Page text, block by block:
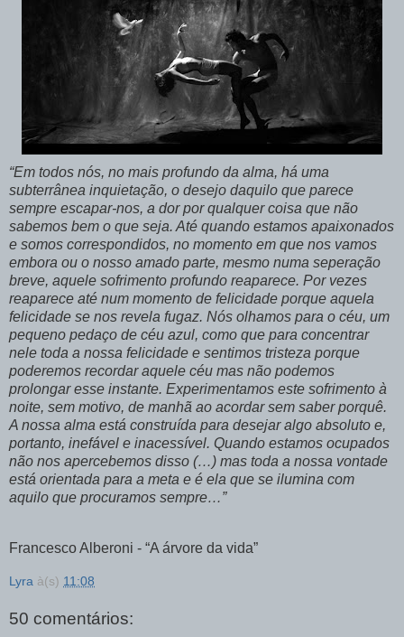
“Em todos nós, no mais profundo da alma, há uma
subterrânea inquietação, o desejo daquilo que parece
sempre escapar-nos, a dor por qualquer coisa que não
sabemos bem o que seja. Até quando estamos apaixonados
e somos correspondidos, no momento em que nos vamos
embora ou o nosso amado parte, mesmo numa seperação
breve, aquele sofrimento profundo reaparece. Por vezes
reaparece até num momento de felicidade porque aquela
felicidade se nos revela fugaz. Nós olhamos para o céu, um
pequeno pedaço de céu azul, como que para concentrar
nele toda a nossa felicidade e sentimos tristeza porque
poderemos recordar aquele céu mas não podemos
prolongar esse instante. Experimentamos este sofrimento à
noite, sem motivo, de manhã ao acordar sem saber porquê.
A nossa alma está construída para desejar algo absoluto e,
portanto, inefável e inacessível. Quando estamos ocupados
não nos apercebemos disso (…) mas toda a nossa vontade
está orientada para a meta e é ela que se ilumina com
aquilo que procuramos sempre…”
Francesco Alberoni - “A árvore da vida”
Lyra à(s) 11:08
50 comentários: